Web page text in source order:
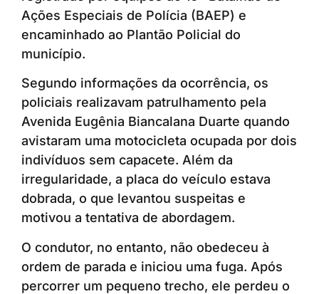
Ações Especiais de Polícia (BAEP) e
encaminhado ao Plantão Policial do
município.
Segundo informações da ocorrência, os
policiais realizavam patrulhamento pela
Avenida Eugênia Biancalana Duarte quando
avistaram uma motocicleta ocupada por dois
indivíduos sem capacete. Além da
irregularidade, a placa do veículo estava
dobrada, o que levantou suspeitas e
motivou a tentativa de abordagem.
O condutor, no entanto, não obedeceu à
ordem de parada e iniciou uma fuga. Após
percorrer um pequeno trecho, ele perdeu o